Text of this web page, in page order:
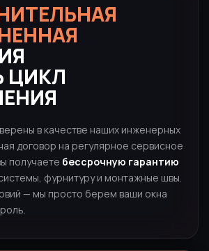
ЦИКЛ
в качестве наших инженерных
договор на регулярное сервисное
получаете бессрочную гарантию
фурнитуру и монтажные швы.
— мы просто берем ваши окна